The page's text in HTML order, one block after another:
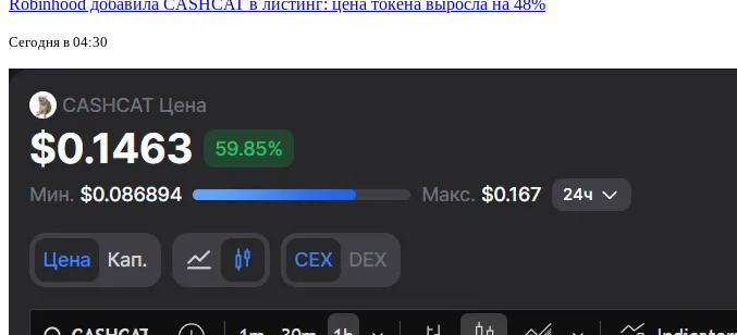
Robinhood добавила CASHCAT в листинг: цена токена выросла на 48%
Сегодня в 04:30